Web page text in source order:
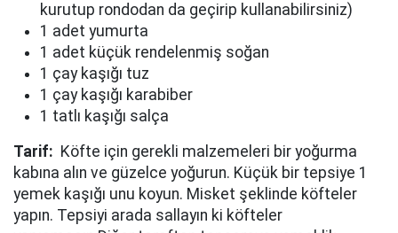
kurutup rondodan da geçirip kullanabilirsiniz)
1 adet yumurta
1 adet küçük rendelenmiş soğan
1 çay kaşığı tuz
1 çay kaşığı karabiber
1 tatlı kaşığı salça
Tarif: Köfte için gerekli malzemeleri bir yoğurma
kabına alın ve güzelce yoğurun. Küçük bir tepsiye 1
yemek kaşığı unu koyun. Misket şeklinde köfteler
yapın. Tepsiyi arada sallayın ki köfteler